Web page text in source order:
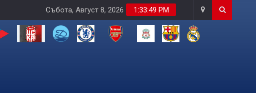
1:33:51 PM
Събота, Август 8, 2026